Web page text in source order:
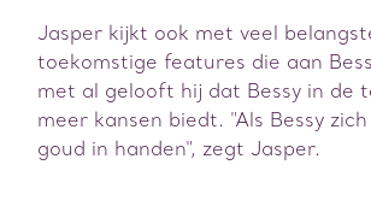
Jasper kijkt ook met veel
toekomstige features die aan
met al gelooft hij dat Bessy in de
meer kansen biedt. "Als Bessy
goud in handen", zegt Jasper.